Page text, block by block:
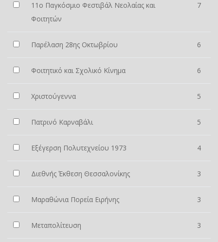
11ο Παγκόσμιο Φεστιβάλ Νεολαίας και
Φοιτητών
7
Παρέλαση 28ης Οκτωβρίου 6
Φοιτητικό και Σχολικό Κίνημα 6
Χριστούγεννα 5
Πατρινό Καρναβάλι 5
Εξέγερση Πολυτεχνείου 1973 4
Διεθνής Έκθεση Θεσσαλονίκης 3
Μαραθώνια Πορεία Ειρήνης 3
Μεταπολίτευση 3